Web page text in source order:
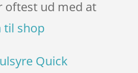
oftest ud med at
til shop
Quick